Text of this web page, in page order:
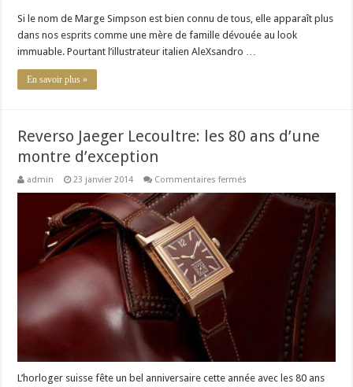
selon
AleXsandro
Palombo,
Si le nom de Marge Simpson est bien connu de tous, elle apparaît plus
dans nos esprits comme une mère de famille dévouée au look
immuable. Pourtant l’illustrateur italien AleXsandro …
En savoir plus »
Reverso Jaeger Lecoultre: les 80 ans d’une
montre d’exception
admin 23 janvier 2014 Commentaires fermés
Jaeger
Lecoultre:
les
80
ans
L’horloger suisse fête un bel anniversaire cette année avec les 80 ans